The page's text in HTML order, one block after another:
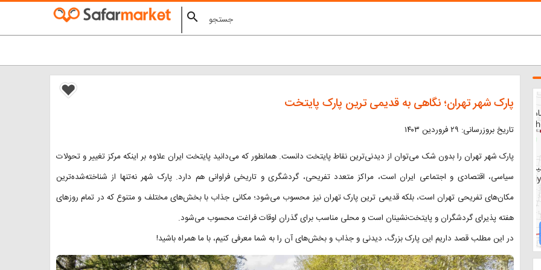
search
پارک شهر تهران؛ نگاهی به قدیمی ترین پارک پایتخت
تاریخ بروزرسانی: ۲۹ فروردین ۱۴۰۳
پارک شهر تهران را بدون شک می‌توان از دیدنی‌ترین نقاط پایتخت دانست. همانطور که می‌دانید پایتخت ایران علاوه بر اینکه مرکز تغییر و تحولات
سیاسی، اقتصادی و اجتماعی ایران است، مراکز متعدد تفریحی، گردشگری و تاریخی فراوانی هم دارد. پارک شهر نه‌تنها از شناخته‌شده‌ترین
مکان‌های تفریحی تهران است، بلکه قدیمی ترین پارک تهران نیز محسوب می‌شود؛ مکانی جذاب با بخش‌های مختلف و متنوع که در تمام روزهای
هفته پذیرای گردشگران و پایتخت‌نشینان است و محلی مناسب برای گذران اوقات فراغت محسوب می‌شود.
در این مطلب قصد داریم این پارک بزرگ، دیدنی و جذاب و بخش‌های آن را به شما معرفی کنیم، با ما همراه باشید!